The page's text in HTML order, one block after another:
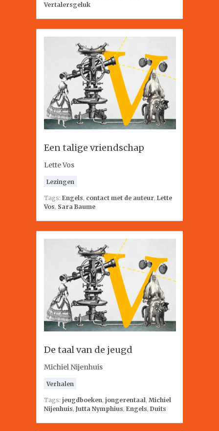
Vertalersgeluk
Een talige vriendschap
Lette Vos
Lezingen
Tags: Engels, contact met de auteur, Lette
Vos, Sara Baume
De taal van de jeugd
Michiel Nijenhuis
Verhalen
Tags: jeugdboeken, jongerentaal, Michiel
Nijenhuis, Jutta Nymphius, Engels, Duits